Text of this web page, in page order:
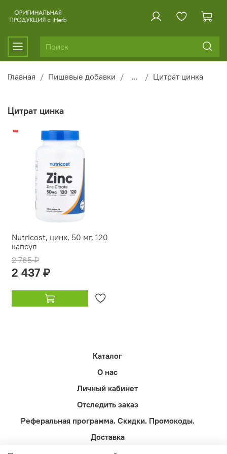
Главная Пищевые добавки ... Цитрат цинка
Цитрат цинка
-12%
Nutricost, цинк, 50 мг, 120
капсул
2 765 ₽
2 437 ₽
Каталог
О нас
Личный кабинет
Отследить заказ
Реферальная программа. Скидки. Промокоды.
Доставка